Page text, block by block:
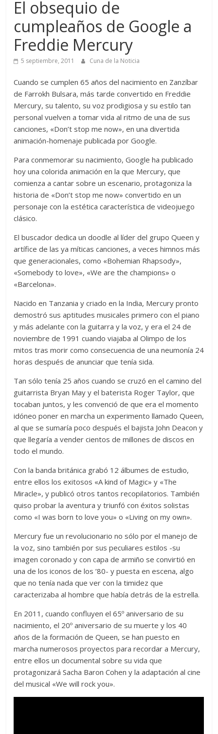
El obsequio de
cumpleaños de Google a
Freddie Mercury
5 septiembre, 2011 Cuna de la Noticia
Cuando se cumplen 65 años del nacimiento en Zanzíbar
de Farrokh Bulsara, más tarde convertido en Freddie
Mercury, su talento, su voz prodigiosa y su estilo tan
personal vuelven a tomar vida al ritmo de una de sus
canciones, «Don’t stop me now», en una divertida
animación-homenaje publicada por Google.
Para conmemorar su nacimiento, Google ha publicado
hoy una colorida animación en la que Mercury, que
comienza a cantar sobre un escenario, protagoniza la
historia de «Don’t stop me now» convertido en un
personaje con la estética característica de videojuego
clásico.
El buscador dedica un doodle al líder del grupo Queen y
artífice de las ya míticas canciones, a veces himnos más
que generacionales, como «Bohemian Rhapsody»,
«Somebody to love», «We are the champions» o
«Barcelona».
Nacido en Tanzania y criado en la India, Mercury pronto
demostró sus aptitudes musicales primero con el piano
y más adelante con la guitarra y la voz, y era el 24 de
noviembre de 1991 cuando viajaba al Olimpo de los
mitos tras morir como consecuencia de una neumonía 24
horas después de anunciar que tenía sida.
Tan sólo tenía 25 años cuando se cruzó en el camino del
guitarrista Bryan May y el baterista Roger Taylor, que
tocaban juntos, y les convenció de que era el momento
idóneo poner en marcha un experimento llamado Queen,
al que se sumaría poco después el bajista John Deacon y
que llegaría a vender cientos de millones de discos en
todo el mundo.
Con la banda británica grabó 12 álbumes de estudio,
entre ellos los exitosos «A kind of Magic» y «The
Miracle», y publicó otros tantos recopilatorios. También
quiso probar la aventura y triunfó con éxitos solistas
como «I was born to love you» o «Living on my own».
Mercury fue un revolucionario no sólo por el manejo de
la voz, sino también por sus peculiares estilos -su
imagen coronado y con capa de armiño se convirtió en
una de los iconos de los ’80- y puesta en escena, algo
que no tenía nada que ver con la timidez que
caracterizaba al hombre que había detrás de la estrella.
En 2011, cuando confluyen el 65º aniversario de su
nacimiento, el 20º aniversario de su muerte y los 40
años de la formación de Queen, se han puesto en
marcha numerosos proyectos para recordar a Mercury,
entre ellos un documental sobre su vida que
protagonizará Sacha Baron Cohen y la adaptación al cine
del musical «We will rock you».